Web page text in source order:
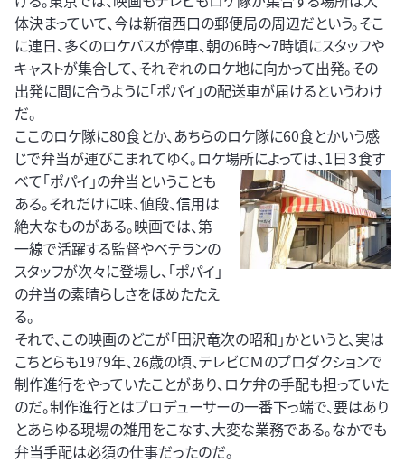
体決まっていて、今は新宿西口の郵便局の周辺だという。そこ
に連日、多くのロケバスが停車、朝の6時～7時頃にスタッフや
キャストが集合して、それぞれのロケ地に向かって出発。その
出発に間に合うように「ポパイ」の配送車が届けるというわけ
だ。
ここのロケ隊に80食とか、あちらのロケ隊に60食とかいう感
じで弁当が運びこまれてゆく。ロケ場所によっては、1日３食す
べて「ポパイ」の弁当ということも
ある。それだけに味、値段、信用は
絶大なものがある。映画では、第
一線で活躍する監督やベテランの
スタッフが次々に登場し、「ポパイ」
の弁当の素晴らしさをほめたたえ
る。
それで、この映画のどこが「田沢竜次の昭和」かというと、実は
こちとらも1979年、26歳の頃、テレビＣＭのプロダクションで
制作進行をやっていたことがあり、ロケ弁の手配も担っていた
のだ。制作進行とはプロデューサーの一番下っ端で、要はあり
とあらゆる現場の雑用をこなす、大変な業務である。なかでも
弁当手配は必須の仕事だったのだ。